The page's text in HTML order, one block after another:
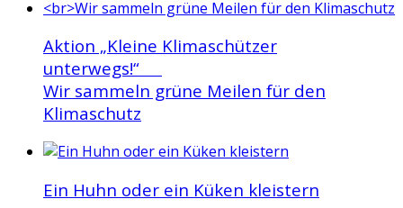
Aktion „Kleine Klimaschützer
unterwegs!“
Wir sammeln grüne Meilen für den
Klimaschutz
Ein Huhn oder ein Küken kleistern